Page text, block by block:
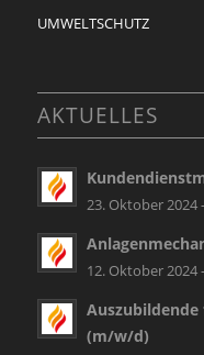
UMWELTSCHUTZ
AKTUELLES
23. Oktober 2024
12. Oktober 2024
Auszubildende
(m/w/d)